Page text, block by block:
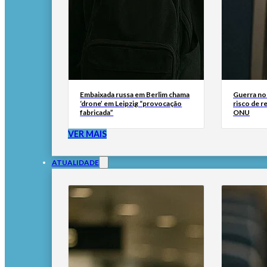
Embaixada russa em Berlim chama
‘drone’ em Leipzig “provocação
fabricada”
Guerra
risco de
ONU
VER MAIS
ATUALIDADE